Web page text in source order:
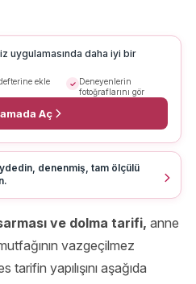
uygulamasında daha iyi bir
ekle
Deneyenlerin
fotoğraflarını gör
Aç
denenmiş, tam ölçülü
ve dolma tarifi, anne
vazgeçilmez
yapılışını aşağıda